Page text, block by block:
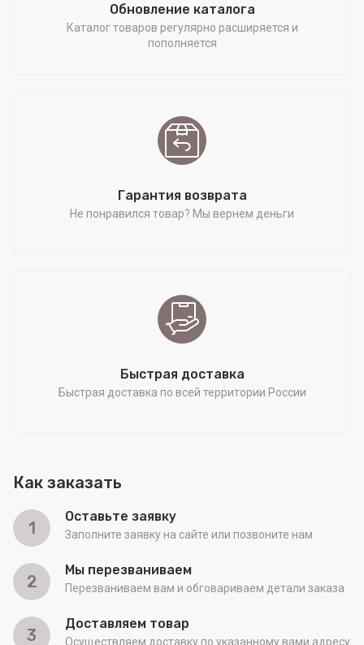
Обновление каталога
Каталог товаров регулярно расширяется и
пополняется
Гарантия возврата
Не понравился товар? Мы вернем деньги
Быстрая доставка
Быстрая доставка по всей территории России
Как заказать
1
Оставьте заявку
Заполните заявку на сайте или позвоните нам
2
Мы перезваниваем
Перезваниваем вам и обговариваем детали заказа
3
Доставляем товар
Осуществляем доставку по указанному вами адресу